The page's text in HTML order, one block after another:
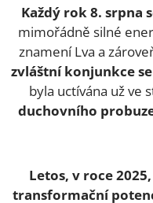
Každý rok 8. srpna
mimořádně silné
znamení Lva a
zvláštní konjunkce
byla uctívána už ve
duchovního
Letos, v roce
transformační